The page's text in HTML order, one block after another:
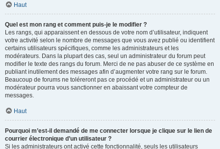
Haut
Quel est mon rang et comment puis-je le modifier ?
Les rangs, qui apparaissent en dessous de votre nom d’utilisateur, indiquent
votre activité selon le nombre de messages que vous avez publié ou identifient
certains utilisateurs spécifiques, comme les administrateurs et les
modérateurs. Dans la plupart des cas, seul un administrateur du forum peut
modifier le texte des rangs du forum. Merci de ne pas abuser de ce système en
publiant inutilement des messages afin d’augmenter votre rang sur le forum.
Beaucoup de forums ne toléreront pas ce procédé et un administrateur ou un
modérateur pourra vous sanctionner en abaissant votre compteur de
messages.
Haut
Pourquoi m’est-il demandé de me connecter lorsque je clique sur le lien de
courrier électronique d’un utilisateur ?
Si les administrateurs ont activé cette fonctionnalité, seuls les utilisateurs